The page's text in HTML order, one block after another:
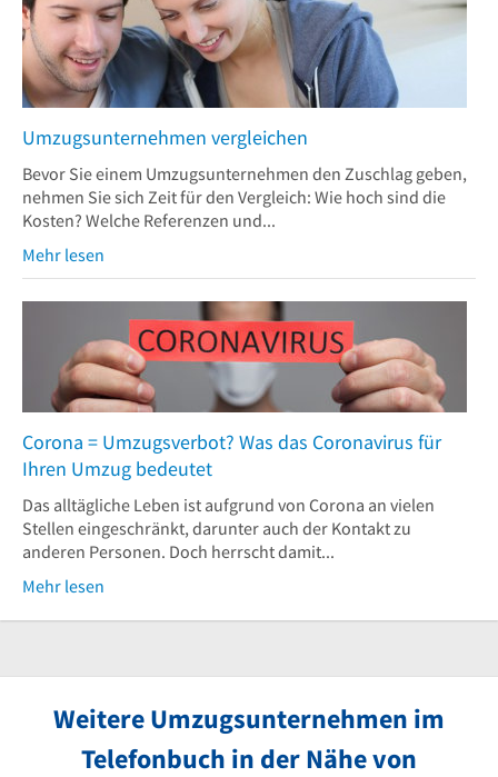
Umzugsunternehmen vergleichen
Bevor Sie einem Umzugsunternehmen den Zuschlag geben,
nehmen Sie sich Zeit für den Vergleich: Wie hoch sind die
Kosten? Welche Referenzen und...
Mehr lesen
Corona = Umzugsverbot? Was das Coronavirus für
Ihren Umzug bedeutet
Das alltägliche Leben ist aufgrund von Corona an vielen
Stellen eingeschränkt, darunter auch der Kontakt zu
anderen Personen. Doch herrscht damit...
Mehr lesen
Weitere Umzugsunternehmen im
Telefonbuch in der Nähe von